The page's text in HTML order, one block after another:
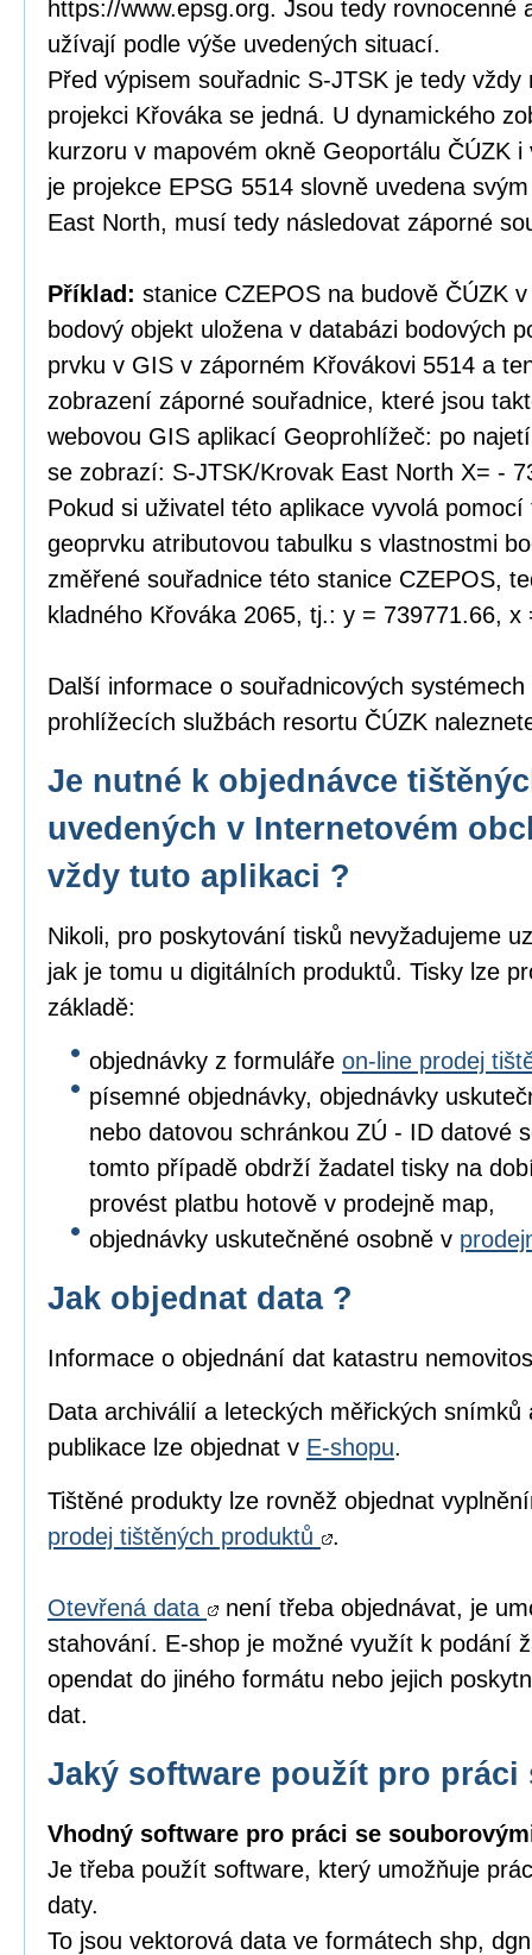
https://www.epsg.org. Jsou tedy rovnocenné
užívají podle výše uvedených situací.
Před výpisem souřadnic S-JTSK je tedy
projekci Křováka se jedná. U dynamického
kurzoru v mapovém okně Geoportálu ČÚZK
je projekce EPSG 5514 slovně uvedena
East North, musí tedy následovat záporné
Příklad: stanice CZEPOS na budově ČÚZK
bodový objekt uložena v databázi bodových
prvku v GIS v záporném Křovákovi 5514 a
zobrazení záporné souřadnice, které jsou
webovou GIS aplikací Geoprohlížeč: po
se zobrazí: S-JTSK/Krovak East North X= -
Pokud si uživatel této aplikace vyvolá
geoprvku atributovou tabulku s vlastnostmi
změřené souřadnice této stanice CZEPOS,
kladného Křováka 2065, tj.: y = 739771.66, x
Další informace o souřadnicových
prohlížecích službách resortu ČÚZK
Je nutné k objednávce
uvedených v Internetovém
vždy tuto aplikaci ?
Nikoli, pro poskytování tisků nevyžadujeme
jak je tomu u digitálních produktů. Tisky lze
základě:
objednávky z formuláře on-line prodej
písemné objednávky, objednávky
nebo datovou schránkou ZÚ - ID datové
tomto případě obdrží žadatel tisky na
provést platbu hotově v prodejně map,
objednávky uskutečněné osobně v
Jak objednat data ?
Informace o objednání dat katastru
Data archiválií a leteckých měřických
publikace lze objednat v E-shopu.
Tištěné produkty lze rovněž objednat
prodej tištěných produktů
.
Otevřená data
není třeba objednávat, je
stahování. E-shop je možné využít k podání
opendat do jiného formátu nebo jejich
dat.
Jaký software použít pro práci
Vhodný software pro práci se
Je třeba použít software, který umožňuje
daty.
To jsou vektorová data ve formátech shp,